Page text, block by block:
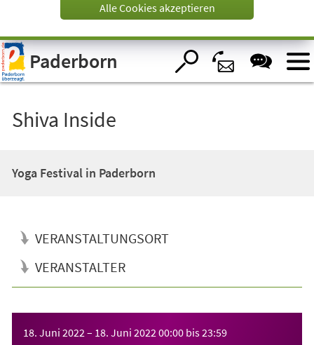
Visuelle
Assistenzsoftware
öffnen.
Alle Cookies akzeptieren
Paderborn
Shiva Inside
Yoga Festival in Paderborn
VERANSTALTUNGSORT
VERANSTALTER
18. Juni 2022 – 18. Juni 2022 00:00 bis23:59